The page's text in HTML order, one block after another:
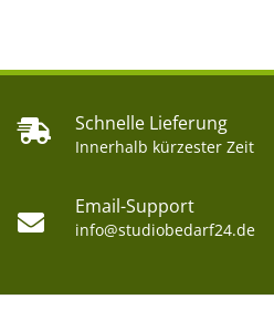
Schnelle Lieferung
Innerhalb kürzester Zeit
Email-Support
info@studiobedarf24.de